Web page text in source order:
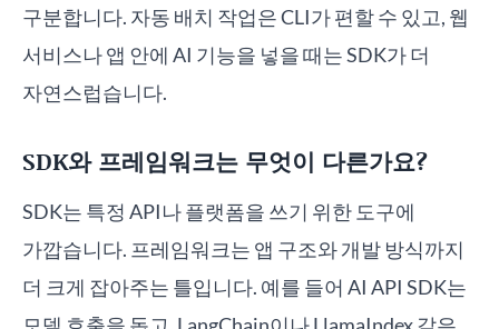
구분합니다. 자동 배치 작업은 CLI가 편할 수 있고, 웹
서비스나 앱 안에 AI 기능을 넣을 때는 SDK가 더
자연스럽습니다.
SDK와 프레임워크는 무엇이 다른가요?
SDK는 특정 API나 플랫폼을 쓰기 위한 도구에
가깝습니다. 프레임워크는 앱 구조와 개발 방식까지
더 크게 잡아주는 틀입니다. 예를 들어 AI API SDK는